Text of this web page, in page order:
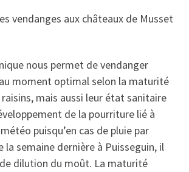
vendanges aux châteaux de Musset
nous permet de vendanger
moment optimal selon la maturité
mais aussi leur état sanitaire
de la pourriture lié à
puisqu’en cas de pluie par
la semaine dernière à Puisseguin, il
dilution du moût. La maturité